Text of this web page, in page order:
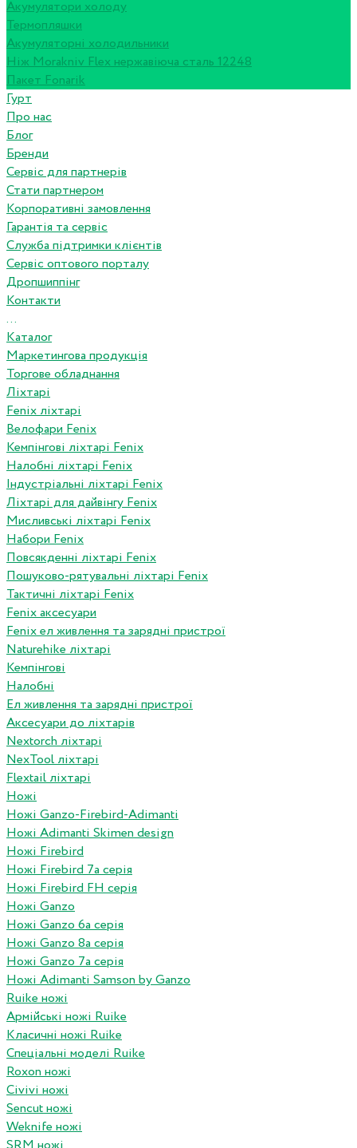
Акумулятори холоду
Термопляшки
Акумуляторні холодильники
Ніж Morakniv Flex нержавіюча сталь 12248
Пакет Fonarik
Гурт
Про нас
Блог
Бренди
Сервіс для партнерів
Стати партнером
Корпоративні замовлення
Гарантія та сервіс
Служба підтримки клієнтів
Сервіс оптового порталу
Дропшиппінг
Контакти
...
Каталог
Маркетингова продукція
Торгове обладнання
Ліхтарі
Fenix ліхтарі
Велофари Fenix
Кемпінгові ліхтарі Fenix
Налобні ліхтарі Fenix
Індустріальні ліхтарі Fenix
Ліхтарі для дайвінгу Fenix
Мисливські ліхтарі Fenix
Набори Fenix
Повсякденні ліхтарі Fenix
Пошуково-рятувальні ліхтарі Fenix
Тактичні ліхтарі Fenix
Fenix аксесуари
Fenix ел живлення та зарядні пристрої
Naturehike ліхтарі
Кемпінгові
Налобні
Ел живлення та зарядні пристрої
Аксесуари до ліхтарів
Nextorch ліхтарі
NexTool ліхтарі
Flextail ліхтарі
Ножі
Ножі Ganzo-Firebird-Adimanti
Ножі Adimanti Skimen design
Ножі Firebird
Ножі Firebird 7а серія
Ножі Firebird FH серія
Ножі Ganzo
Ножі Ganzo 6а серія
Ножі Ganzo 8а серія
Ножі Ganzo 7а серія
Ножі Adimanti Samson by Ganzo
Ruike ножі
Армійські ножі Ruike
Класичні ножі Ruike
Спеціальні моделі Ruike
Roxon ножi
Civivi ножі
Sencut ножі
Weknife ножі